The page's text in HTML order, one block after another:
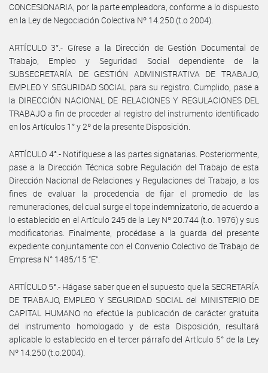
CONCESIONARIA, por la parte empleadora, conforme a lo dispuesto
en la Ley de Negociación Colectiva Nº 14.250 (t.o 2004).
ARTÍCULO 3°.- Gírese a la Dirección de Gestión Documental de
Trabajo, Empleo y Seguridad Social dependiente de la
SUBSECRETARÍA DE GESTIÓN ADMINISTRATIVA DE TRABAJO,
EMPLEO Y SEGURIDAD SOCIAL para su registro. Cumplido, pase a
la DIRECCIÓN NACIONAL DE RELACIONES Y REGULACIONES DEL
TRABAJO a fin de proceder al registro del instrumento identificado
en los Artículos 1° y 2º de la presente Disposición.
ARTÍCULO 4°.- Notifíquese a las partes signatarias. Posteriormente,
pase a la Dirección Técnica sobre Regulación del Trabajo de esta
Dirección Nacional de Relaciones y Regulaciones del Trabajo, a los
fines de evaluar la procedencia de fijar el promedio de las
remuneraciones, del cual surge el tope indemnizatorio, de acuerdo a
lo establecido en el Artículo 245 de la Ley Nº 20.744 (t.o. 1976) y sus
modificatorias. Finalmente, procédase a la guarda del presente
expediente conjuntamente con el Convenio Colectivo de Trabajo de
Empresa N° 1485/15 “E”.
ARTÍCULO 5°.- Hágase saber que en el supuesto que la SECRETARÍA
DE TRABAJO, EMPLEO Y SEGURIDAD SOCIAL del MINISTERIO DE
CAPITAL HUMANO no efectúe la publicación de carácter gratuita
del instrumento homologado y de esta Disposición, resultará
aplicable lo establecido en el tercer párrafo del Artículo 5° de la Ley
Nº 14.250 (t.o.2004).